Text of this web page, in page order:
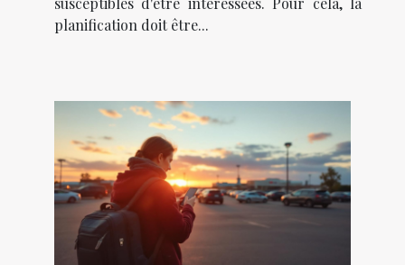
planification doit être...